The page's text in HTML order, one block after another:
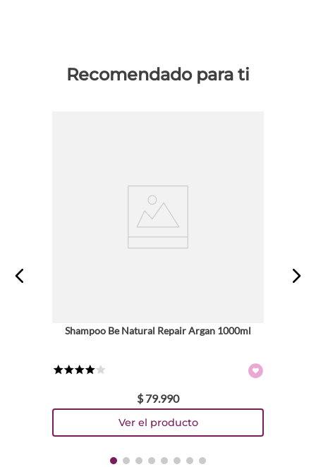
Recomendado para ti
Shampoo Be Natural Repair Argan 1000ml
$ 79.990